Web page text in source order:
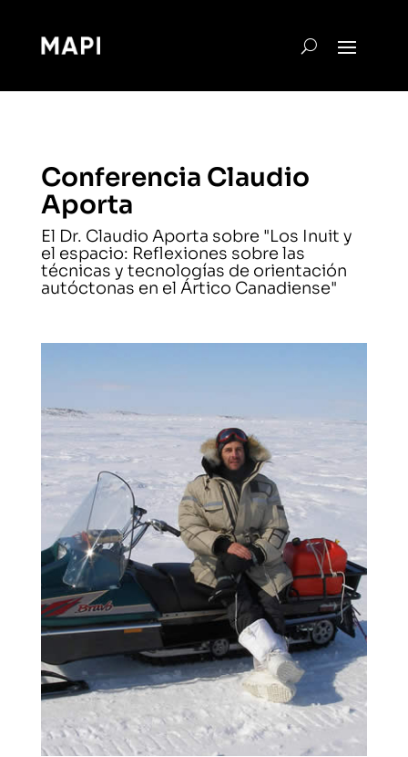
Conferencia Claudio
Aporta
El Dr. Claudio Aporta sobre "Los Inuit y
el espacio: Reflexiones sobre las
técnicas y tecnologías de orientación
autóctonas en el Ártico Canadiense"